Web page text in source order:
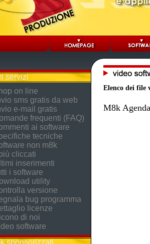
servizi
on line
sms gratis da web
e-mail gratis
frequenti (FAQ)
ai software
tecniche
non m8k
cliccati
inserimenti
i software
utility
versione
bug programma
licenze
di noi
software
sponsorizzati
Elenco dei file
M8k